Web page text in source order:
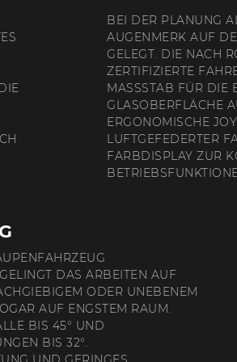
BEI DER PLANUNG
AUGENMERK AUF
GELEGT. DIE NACH
ZERTIFIZIERTE
MASSSTAB FÜR DIE
LASOBERFLÄCHE
RGONOMISCHE
UFTGEFEDERTER
ARBDISPLAY ZUR
GELINGT DAS ARBEITEN AUF
ODER UNEBENEM
AUF ENGSTEM RAUM.
BIS 45° UND
BIS 32°.